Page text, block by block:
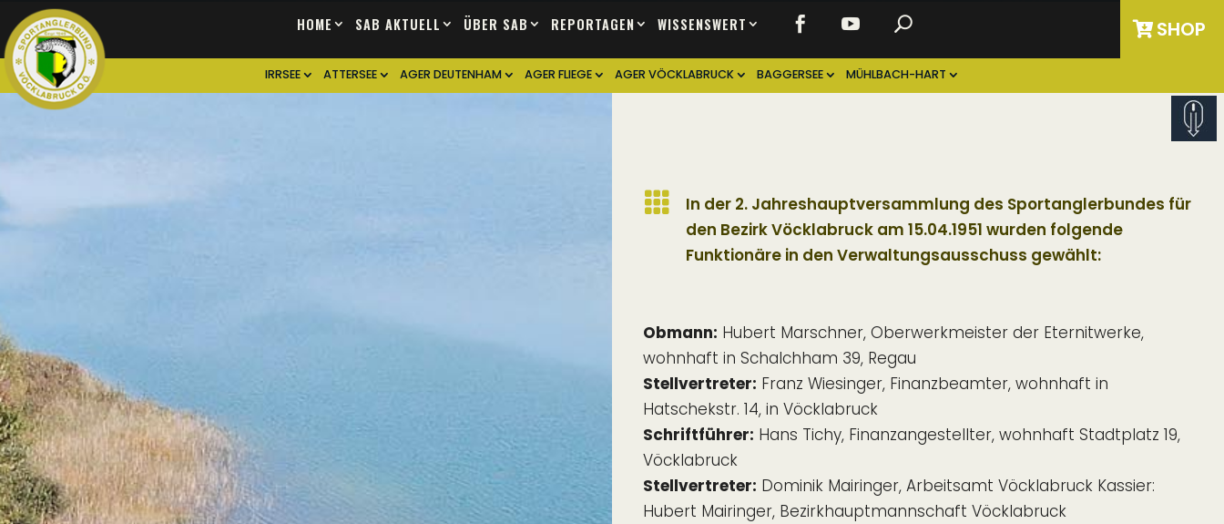
HOME SAB AKTUELL ÜBER SAB REPORTAGEN WISSENSWERT SHOP
IRRSEE ATTERSEE AGER DEUTENHAM AGER FLIEGE AGER VÖCKLABRUCK BAGGERSEE MÜHLBACH-HART

In der 2. Jahreshauptversammlung des Sportanglerbundes für
den Bezirk Vöcklabruck am 15.04.1951 wurden folgende
Funktionäre in den Verwaltungsausschuss gewählt:
Obmann: Hubert Marschner, Oberwerkmeister der Eternitwerke,
wohnhaft in Schalchham 39, Regau
Stellvertreter: Franz Wiesinger, Finanzbeamter, wohnhaft in
Hatschekstr. 14, in Vöcklabruck
Schriftführer: Hans Tichy, Finanzangestellter, wohnhaft Stadtplatz 19,
Vöcklabruck
Stellvertreter: Dominik Mairinger, Arbeitsamt Vöcklabruck Kassier:
Hubert Mairinger, Bezirkhauptmannschaft Vöcklabruck